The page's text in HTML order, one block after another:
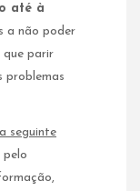
até à
a não poder
que parir
problemas
seguinte